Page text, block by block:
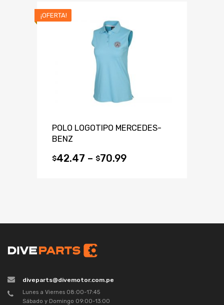
¡OFERTA!
POLO LOGOTIPO MERCEDES-
BENZ
$42.47 – $70.99
diveparts@divemotor.com.pe
Lunes a Viernes 08:00-17:45
Sábado y Domingo 09:00-13:00